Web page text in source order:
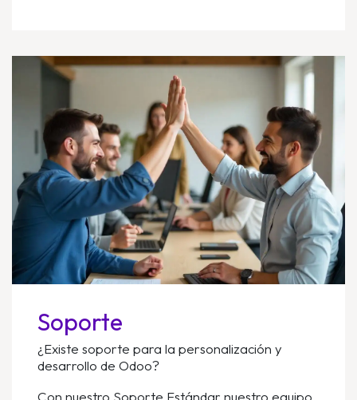
Soporte
¿Existe soporte para la personalización y
desarrollo de Odoo?
Con nuestro Soporte Estándar nuestro equipo